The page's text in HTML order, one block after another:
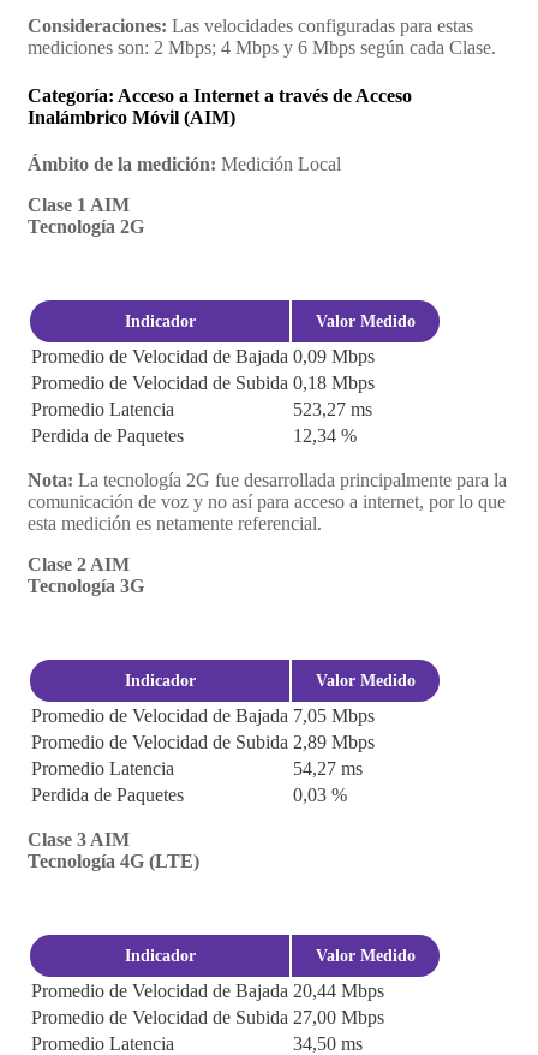
Consideraciones: Las velocidades configuradas para estas
mediciones son: 2 Mbps; 4 Mbps y 6 Mbps según cada Clase.
Categoría: Acceso a Internet a través de Acceso
Inalámbrico Móvil (AIM)
Ámbito de la medición: Medición Local
Clase 1 AIM
Tecnología 2G
Indicador Valor Medido
Promedio de Velocidad de Bajada 0,09 Mbps
Promedio de Velocidad de Subida 0,18 Mbps
Promedio Latencia
523,27 ms
Perdida de Paquetes
12,34 %
Nota: La tecnología 2G fue desarrollada principalmente para la
comunicación de voz y no así para acceso a internet, por lo que
esta medición es netamente referencial.
Clase 2 AIM
Tecnología 3G
Indicador Valor Medido
Promedio de Velocidad de Bajada 7,05 Mbps
Promedio de Velocidad de Subida 2,89 Mbps
Promedio Latencia
54,27 ms
Perdida de Paquetes
0,03 %
Clase 3 AIM
Tecnología 4G (LTE)
Indicador Valor Medido
Promedio de Velocidad de Bajada 20,44 Mbps
Promedio de Velocidad de Subida 27,00 Mbps
Promedio Latencia
34,50 ms